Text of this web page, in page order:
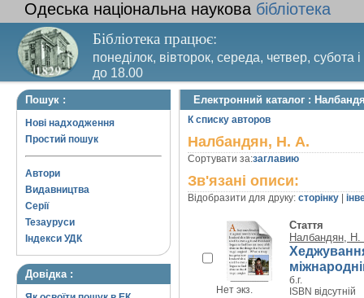
Одеська національна наукова бібліотека
Бібліотека працює:
понеділок, вівторок, середа, четвер, субота
до 18.00
Вихідний день – п’ятниця. Останній четвер
Пошук :
Нові надходження
Простий пошук
Автори
Видавництва
Серії
Тезауруси
Індекси УДК
Довідка :
Електронний каталог :
К списку авторов
Налбандян, Н. А.
Сортувати за:заглавию
Зв'язані описи:
Відобразити для друку: сторінку
Нет экз.
Стаття
Налбандян,
б.г.
ISBN відсутній